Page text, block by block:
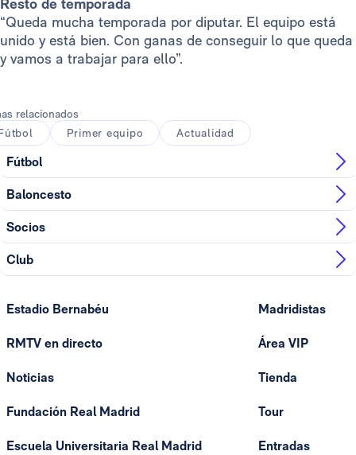
Resto de temporada
“Queda mucha temporada por diputar. El equipo está
unido y está bien. Con ganas de conseguir lo que queda
y vamos a trabajar para ello”.
relacionados
Primer equipo Actualidad
Fútbol
Baloncesto
Socios
Club
Estadio Bernabéu
RMTV en directo
Noticias
Fundación Real Madrid
Escuela Universitaria Real Madrid
Madridistas
Área VIP
Tienda
Tour
Entradas